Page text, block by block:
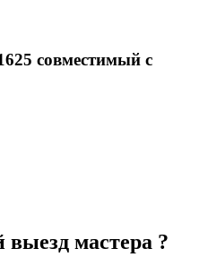
совместимый с
выезд мастера ?